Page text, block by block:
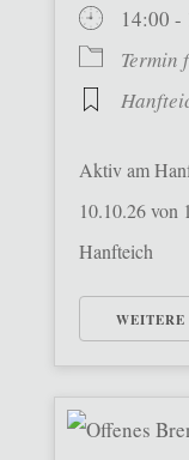
14:00 -
Termin
Aktiv am
10.10.26 von
Hanfteich